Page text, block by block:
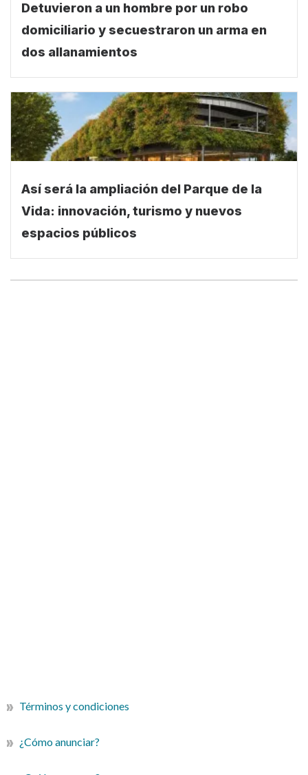
Detuvieron a un hombre por un robo
domiciliario y secuestraron un arma en
dos allanamientos
Así será la ampliación del Parque de la
Vida: innovación, turismo y nuevos
espacios públicos
Términos y condiciones
¿Cómo anunciar?